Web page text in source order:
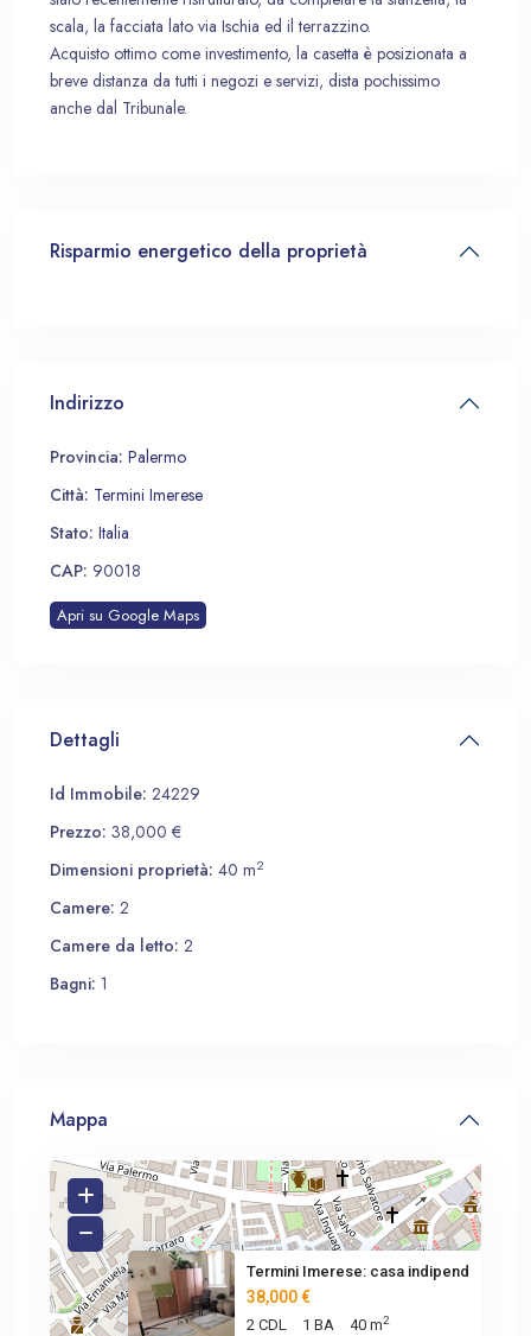
scala, la facciata lato via Ischia ed il terrazzino.
Acquisto ottimo come investimento, la casetta è posizionata a
breve distanza da tutti i negozi e servizi, dista pochissimo
anche dal Tribunale.
Risparmio energetico della proprietà
Indirizzo
Provincia: Palermo
Città: Termini Imerese
Stato: Italia
CAP: 90018
Apri su Google Maps
Dettagli
Id Immobile: 24229
Prezzo: 38,000 €
Dimensioni proprietà: 40 m2
Camere: 2
Camere da letto: 2
Bagni: 1
Mappa
Termini Imerese: casa indipend
38,000 €
2 CDL 1 BA 40 m2